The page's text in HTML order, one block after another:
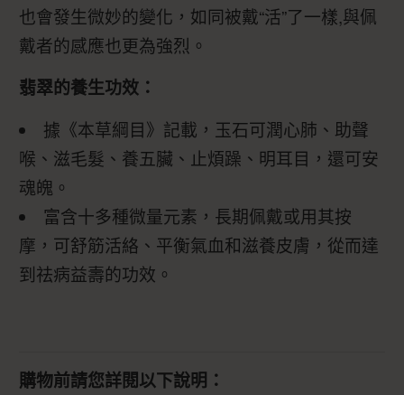
也會發生微妙的變化，如同被戴“活”了一樣,與佩
戴者的感應也更為強烈。
翡翠的養生功效：
據《本草綱目》記載，玉石可潤心肺、助聲
喉、滋毛髮、養五臟、止煩躁、明耳目，還可安
魂魄。
富含十多種微量元素，長期佩戴或用其按
摩，可舒筋活絡、平衡氣血和滋養皮膚，從而達
到祛病益壽的功效。
購物前請您詳閱以下說明：